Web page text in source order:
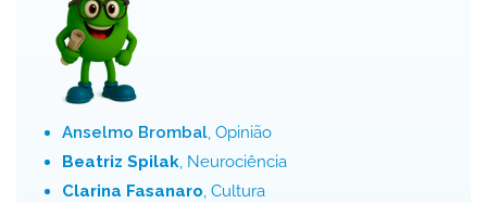
Anselmo Brombal, Opinião
Beatriz Spilak, Neurociência
Clarina Fasanaro, Cultura